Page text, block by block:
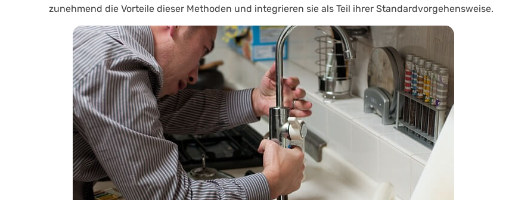
zunehmend die Vorteile dieser Methoden und integrieren sie als Teil ihrer Standardvorgehensweise.